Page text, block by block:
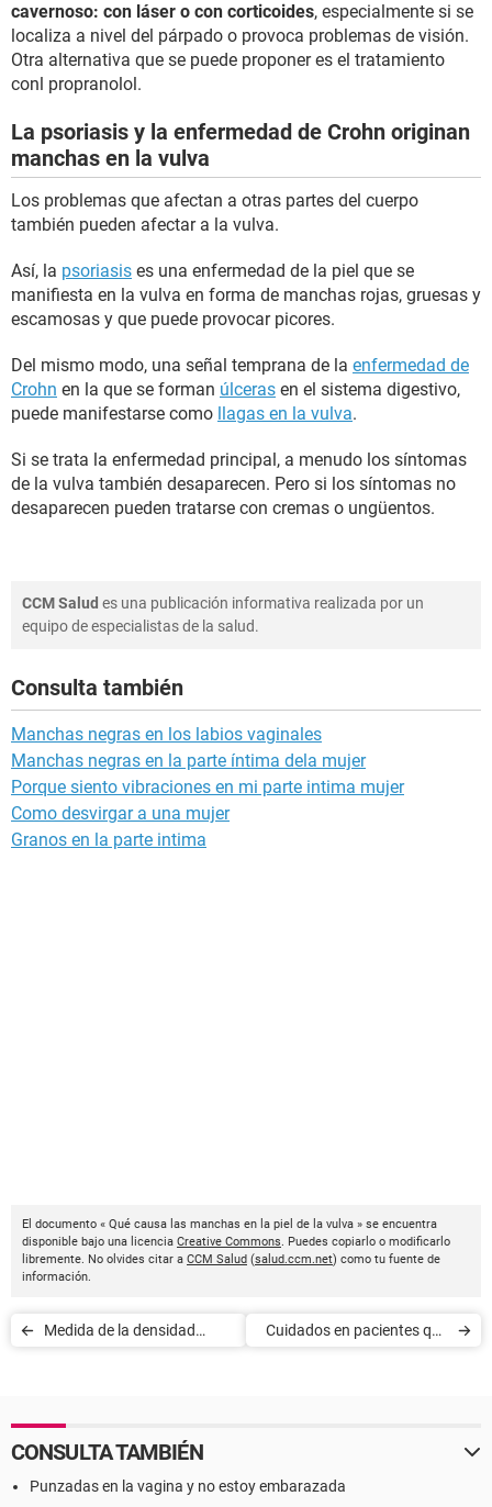
cavernoso: con láser o con corticoides, especialmente si se
localiza a nivel del párpado o provoca problemas de visión.
Otra alternativa que se puede proponer es el tratamiento
conl propranolol.
La psoriasis y la enfermedad de Crohn originan
manchas en la vulva
Los problemas que afectan a otras partes del cuerpo
también pueden afectar a la vulva.
Así, la psoriasis es una enfermedad de la piel que se
manifiesta en la vulva en forma de manchas rojas, gruesas y
escamosas y que puede provocar picores.
Del mismo modo, una señal temprana de la enfermedad de
Crohn en la que se forman úlceras en el sistema digestivo,
puede manifestarse como
llagas en la vulva.
Si se trata la enfermedad principal, a menudo los síntomas
de la vulva también desaparecen. Pero si los síntomas no
desaparecen pueden tratarse con cremas o ungüentos.
CCM Salud es una publicación informativa realizada por un
equipo de especialistas de la salud.
Consulta también
Manchas negras en los labios vaginales
Manchas negras en la parte íntima dela mujer
Porque siento vibraciones en mi parte intima mujer
Como desvirgar a una mujer
Granos en la parte intima
El documento « Qué causa las manchas en la piel de la vulva » se encuentra
disponible bajo una licencia Creative Commons. Puedes copiarlo o modificarlo
libremente. No olvides citar a CCM Salud (salud.ccm.net) como tu fuente de
información.
Medida de la densidad
Cuidados en pacientes que
CONSULTA TAMBIÉN
Punzadas en la vagina y no estoy embarazada